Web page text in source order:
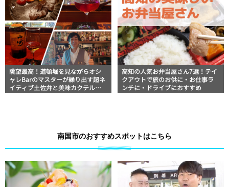
眺望最高！道頓堀を見ながらオシ
ャレBarのマスターが繰り出す超ネ
イティブ土佐弁と美味カクテルを
高知の人気お弁当屋さん7選！テイ
クアウトで旅のお供に・お仕事ラ
ンチに・ドライブにおすすめ
南国市のおすすめスポットはこちら